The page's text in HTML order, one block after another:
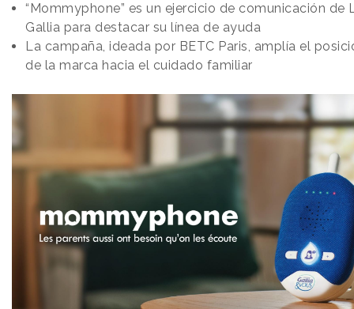
“Mommyphone” es un ejercicio de comunicación de
Gallia para destacar su línea de ayuda
La campaña, ideada por BETC Paris, amplía el
de la marca hacia el cuidado familiar